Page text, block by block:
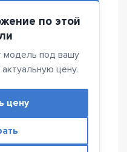
по этой
модель под вашу
цену.
цену